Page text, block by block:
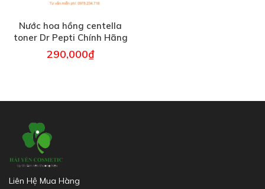
Nước hoa hồng centella
toner Dr Pepti Chính Hãng
– 210ml
290,000₫
Liên Hệ Mua Hàng